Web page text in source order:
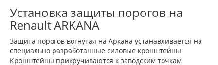
Установка защиты порогов на
Renault ARKANA
Защита порогов вогнутая на Аркана устанавливается на
специально разработанные силовые кронштейны.
Кронштейны прикручиваются к заводским точкам